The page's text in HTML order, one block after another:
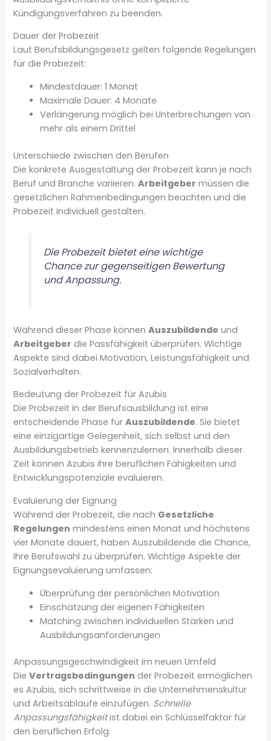
Kündigungsverfahren zu beenden.
Dauer der Probezeit
Laut Berufsbildungsgesetz gelten folgende Regelungen
für die Probezeit:
Mindestdauer: 1 Monat
Maximale Dauer: 4 Monate
Verlängerung möglich bei Unterbrechungen von
mehr als einem Drittel
Unterschiede zwischen den Berufen
Die konkrete Ausgestaltung der Probezeit kann je nach
Beruf und Branche variieren.Arbeitgeber müssen die
gesetzlichen Rahmenbedingungen beachten und die
Probezeit individuell gestalten.
Die Probezeit bietet eine wichtige
Chance zur gegenseitigen Bewertung
und Anpassung.
Während dieser Phase könnenAuszubildende und
Arbeitgeber die Passfähigkeit überprüfen. Wichtige
Aspekte sind dabei Motivation, Leistungsfähigkeit und
Sozialverhalten.
Bedeutung der Probezeit für Azubis
Die Probezeit in der Berufsausbildung ist eine
entscheidende Phase fürAuszubildende. Sie bietet
eine einzigartige Gelegenheit, sich selbst und den
Ausbildungsbetrieb kennenzulernen. Innerhalb dieser
Zeit können Azubis ihre beruflichen Fähigkeiten und
Entwicklungspotenziale evaluieren.
Evaluierung der Eignung
Während der Probezeit, die nach Gesetzliche
Regelungen mindestens einen Monat und höchstens
vier Monate dauert, haben Auszubildende die Chance,
ihre Berufswahl zu überprüfen. Wichtige Aspekte der
Eignungsevaluierung umfassen:
Überprüfung der persönlichen Motivation
Einschätzung der eigenen Fähigkeiten
Matching zwischen individuellen Stärken und
Ausbildungsanforderungen
Anpassungsgeschwindigkeit im neuen Umfeld
DieVertragsbedingungen der Probezeit ermöglichen
es Azubis, sich schrittweise in die Unternehmenskultur
und Arbeitsabläufe einzufügen. Schnelle
Anpassungsfähigkeitist dabei ein Schlüsselfaktor für
den beruflichen Erfolg.